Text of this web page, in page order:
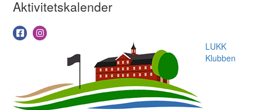
Aktivitetskalender
LUKK
Klubben